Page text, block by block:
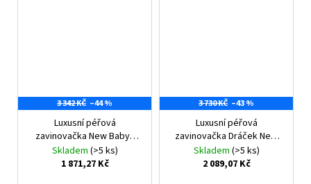
3 342 KČ –44 %
Luxusní péřová
zavinovačka New Baby -
péřová výplň 80x80 cm
Skladem (>5 ks)
1 871,27 Kč
3 730 KČ –43 %
Luxusní péřová
zavinovačka Dráček New
Baby - péřová výplň 80x80
cm
Skladem (>5 ks)
2 089,07 Kč